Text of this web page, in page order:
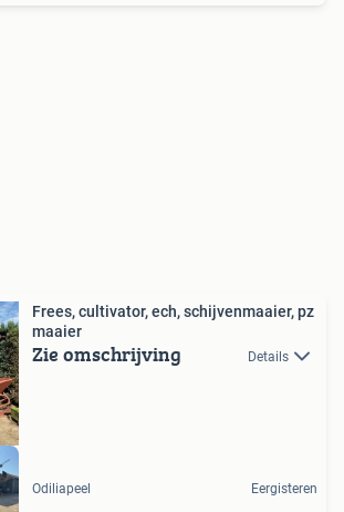
Frees, cultivator, ech, schijvenmaaier, pz
maaier
Zie omschrijving Details
Odiliapeel Eergisteren